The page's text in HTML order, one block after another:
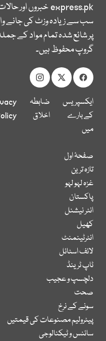
express.pkخبروں اور
سب سے زیادہ وزٹ کی جانے
پر شائع شدہ تمام مواد کے
گروپ محفوظ ہیں۔
ایکسپریس
کے بارے
میں
ضابطہ
اخلاق
صفحۂ اول
تازہ ترین
غزہ لہو لہو
پاکستان
انٹر نیشنل
کھیل
انٹرٹینمنٹ
لائف اسٹائل
ٹاپ ٹرینڈ
دلچسپ و عجیب
صحت
سونے کے نرخ
پیٹرولیم مصنوعات کی قیمتیں
سائنس و ٹیکنالوجی